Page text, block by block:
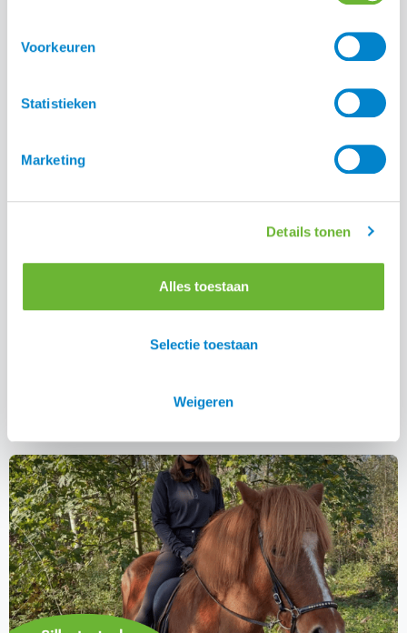
Voorkeuren
Statistieken
Marketing
Details tonen
Alles toestaan
Selectie toestaan
Weigeren
Review Catago FIR-Tech Pro Heated